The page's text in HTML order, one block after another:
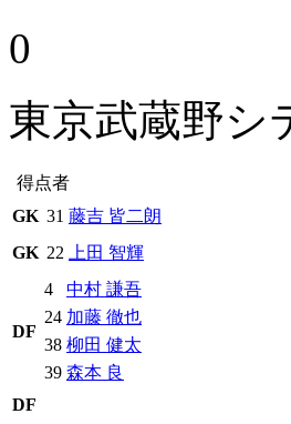
0
東京武蔵野シ
得点者
GK 31 藤吉 皆二朗
GK 22 上田 智輝
DF
4
中村 謙吾
24 加藤 徹也
38 柳田 健太
39 森本 良
DF